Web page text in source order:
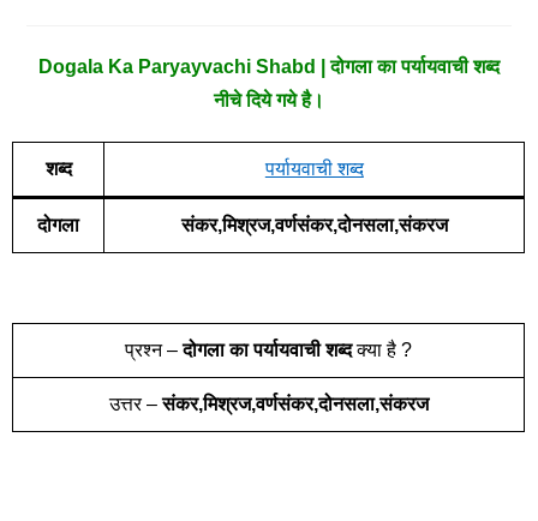
Dogala Ka Paryayvachi Shabd | दोगला का पर्यायवाची शब्द
नीचे दिये गये है।
शब्द पर्यायवाची शब्द
दोगला संकर,मिश्रज,वर्णसंकर,दोनसला,संकरज
प्रश्न –दोगला का पर्यायवाची शब्दक्या है ?
उत्तर –संकर,मिश्रज,वर्णसंकर,दोनसला,संकरज